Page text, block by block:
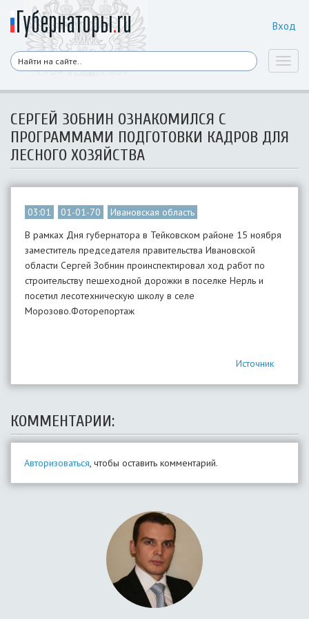
Вход
СЕРГЕЙ ЗОБНИН ОЗНАКОМИЛСЯ С
ПРОГРАММАМИ ПОДГОТОВКИ КАДРОВ ДЛЯ
ЛЕСНОГО ХОЗЯЙСТВА
03:01 01-01-70
Ивановская область
В рамках Дня губернатора в Тейковском районе 15 ноября
заместитель председателя правительства Ивановской
области Сергей Зобнин проинспектировал ход работ по
строительству пешеходной дорожки в поселке Нерль и
посетил лесотехническую школу в селе
Морозово.Фоторепортаж
Источник
КОММЕНТАРИИ:
Авторизоваться, чтобы оставить комментарий.